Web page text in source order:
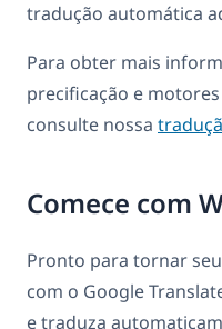
tradução automática
Para obter mais
precificação e
consulte nossa
Comece com
Pronto para tornar
com o Google
e traduza